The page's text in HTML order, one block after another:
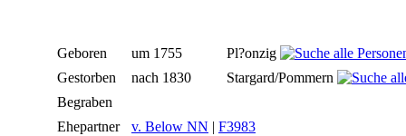
Geboren um 1755
Pl?onzig
Gestorben
nach 1830
Stargard/Pommern
Begraben
Ehepartner
v. Below NN | F3983